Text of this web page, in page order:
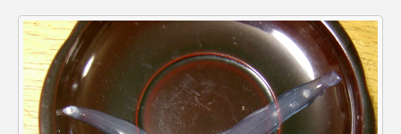
ウマヅラハギ ウミウシ エイ
エゾアイナメ エッセイ オオカミウオ
オオグソクムシ オオサンショウウオ